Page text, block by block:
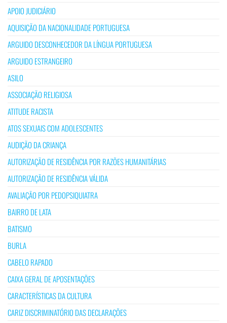
APOIO JUDICIÁRIO
AQUISIÇÃO DA NACIONALIDADE PORTUGUESA
ARGUIDO DESCONHECEDOR DA LÍNGUA PORTUGUESA
ARGUIDO ESTRANGEIRO
ASILO
ASSOCIAÇÃO RELIGIOSA
ATITUDE RACISTA
ATOS SEXUAIS COM ADOLESCENTES
AUDIÇÃO DA CRIANÇA
AUTORIZAÇÃO DE RESIDÊNCIA POR RAZÕES HUMANITÁRIAS
AUTORIZAÇÃO DE RESIDÊNCIA VÁLIDA
AVALIAÇÃO POR PEDOPSIQUIATRA
BAIRRO DE LATA
BATISMO
BURLA
CABELO RAPADO
CAIXA GERAL DE APOSENTAÇÕES
CARACTERÍSTICAS DA CULTURA
CARIZ DISCRIMINATÓRIO DAS DECLARAÇÕES